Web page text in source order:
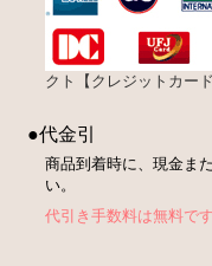
クト【クレジットカード
●代金引
商品到着時に、現金ま
い。
代引き手数料は無料です